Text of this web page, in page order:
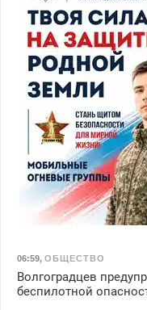
06:59, ОБЩЕСТВО
Волгоградцев
беспилотной